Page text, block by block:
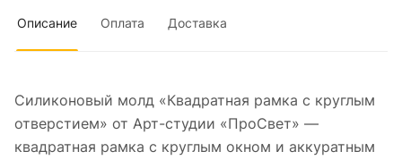
Описание Оплата Доставка
Силиконовый молд «Квадратная рамка с круглым
отверстием» от Арт-студии «ПроСвет» —
квадратная рамка с круглым окном и аккуратным